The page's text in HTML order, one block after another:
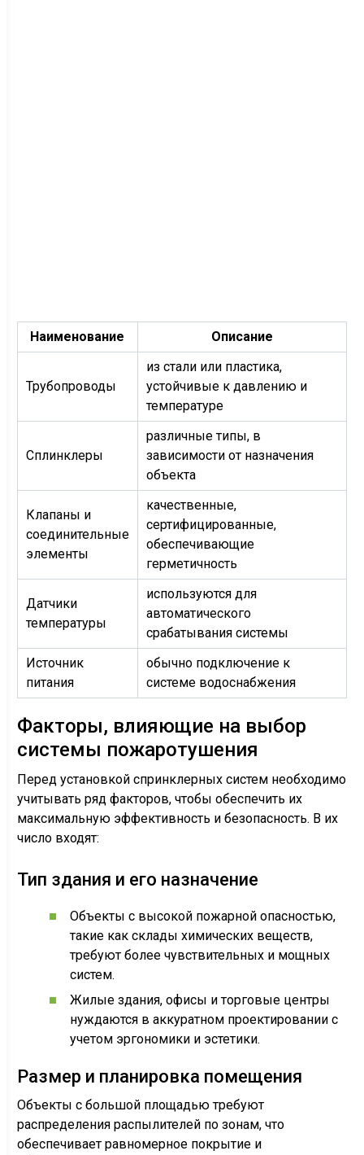
Наименование Описание
Трубопроводы
из стали или пластика,
устойчивые к давлению и
температуре
Сплинклеры
различные типы, в
зависимости от назначения
объекта
Клапаны и
соединительные
элементы
качественные,
сертифицированные,
обеспечивающие
герметичность
Датчики
температуры
используются для
автоматического
срабатывания системы
Источник
питания
обычно подключение к
системе водоснабжения
Факторы, влияющие на выбор
системы пожаротушения
Перед установкой спринклерных систем необходимо
учитывать ряд факторов, чтобы обеспечить их
максимальную эффективность и безопасность. В их
число входят:
Тип здания и его назначение
Объекты с высокой пожарной опасностью,
такие как склады химических веществ,
требуют более чувствительных и мощных
систем.
Жилые здания, офисы и торговые центры
нуждаются в аккуратном проектировании с
учетом эргономики и эстетики.
Размер и планировка помещения
Объекты с большой площадью требуют
распределения распылителей по зонам, что
обеспечивает равномерное покрытие и